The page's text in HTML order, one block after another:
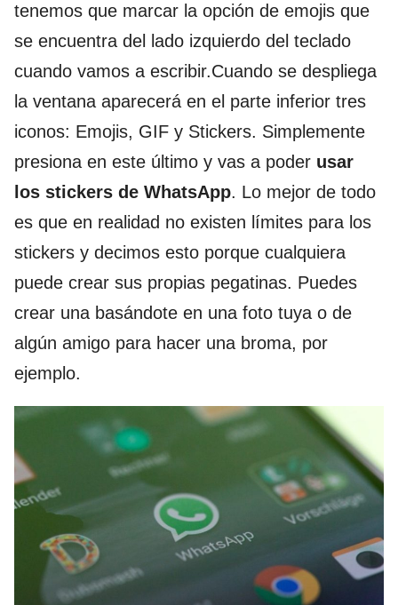
tenemos que marcar la opción de emojis que
se encuentra del lado izquierdo del teclado
cuando vamos a escribir.Cuando se despliega
la ventana aparecerá en el parte inferior tres
iconos: Emojis, GIF y Stickers. Simplemente
presiona en este último y vas a poder usar
los stickers de WhatsApp. Lo mejor de todo
es que en realidad no existen límites para los
stickers y decimos esto porque cualquiera
puede crear sus propias pegatinas. Puedes
crear una basándote en una foto tuya o de
algún amigo para hacer una broma, por
ejemplo.